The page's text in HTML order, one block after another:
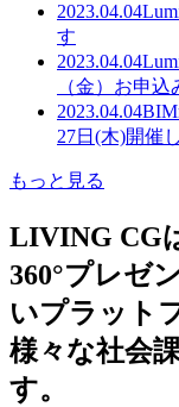
2023.04.04
す
2023.04.04
（金）お申込
2023.04.04
27日(木)開催
もっと見る
LIVING CG
360°プレゼ
いプラット
様々な社会
す。